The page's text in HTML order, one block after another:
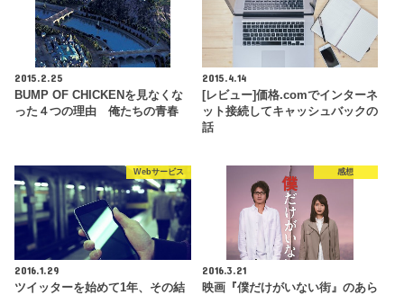
2015.2.25
BUMP OF CHICKENを見なくな
った４つの理由 俺たちの青春
2015.4.14
[レビュー]価格.comでインターネ
ット接続してキャッシュバックの
話
Webサービス
2016.1.29
ツイッターを始めて1年、その結
感想
2016.3.21
映画『僕だけがいない街』のあら